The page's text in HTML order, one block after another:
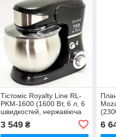
Тістоміс Royalty Line RL-
PKM-1600 (1600 Вт, 6 л, 6
швидкостей, нержавіюча
3 549₴ 6